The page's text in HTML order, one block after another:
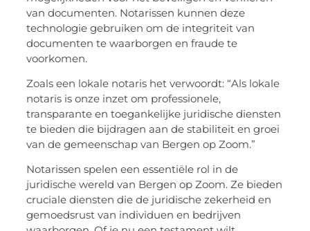
van documenten. Notarissen kunnen deze
technologie gebruiken om de integriteit van
documenten te waarborgen en fraude te
voorkomen.
Zoals een lokale notaris het verwoordt: “Als lokale
notaris is onze inzet om professionele,
transparante en toegankelijke juridische diensten
te bieden die bijdragen aan de stabiliteit en groei
van de gemeenschap van Bergen op Zoom.”
Notarissen spelen een essentiële rol in de
juridische wereld van Bergen op Zoom. Ze bieden
cruciale diensten die de juridische zekerheid en
gemoedsrust van individuen en bedrijven